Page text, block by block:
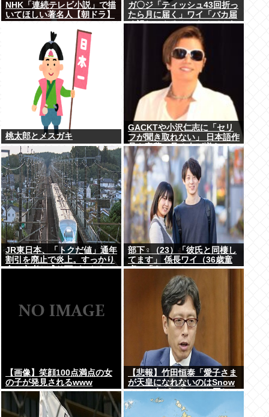
NHK「連続テレビ小説」で描
いてほしい著名人【朝ドラ】
ガ〇ジ「ティッシュ43回折っ
たら月に届く」ワイ「バカ届
く訳ねーやろ！ｗやってみた
桃太郎とメスガキ
GACKTや小沢仁志に「セリ
フが聞き取れない」 日本語作
品を字幕で見る人が増えてい
る背景
JR東日本、「トクだ値」通年
割引を廃止で炎上。すっかり
金の亡者と成り下がったな
部下♀（23）「彼氏と同棲し
てます」 係長ワイ（36歳童
貞）「えっ…？」
【画像】笑顔100点満点の女
の子が発見されるwww
【悲報】竹田恒泰「愛子さま
が天皇になれないのはSnow
Manに女がいないのと同じ」
X民「養子案はSnow Manに
竹田恒泰が入るようなもの」